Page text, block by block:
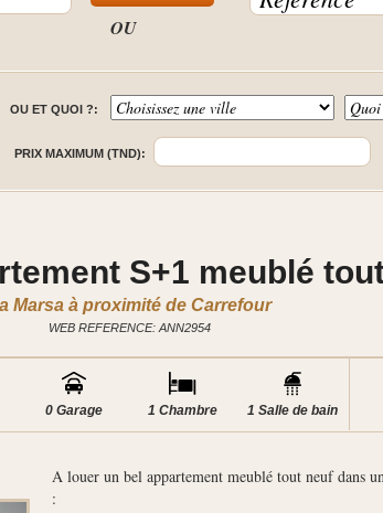
OU
OU ET QUOI ?:
PRIX MAXIMUM (TND):
S+1 meublé
Marsa à proximité de Carrefour
WEB REFERENCE: ANN2954
0 Garage 1 Chambre 1 Salle de bain
A louer un bel appartement meublé tout neuf dans
: